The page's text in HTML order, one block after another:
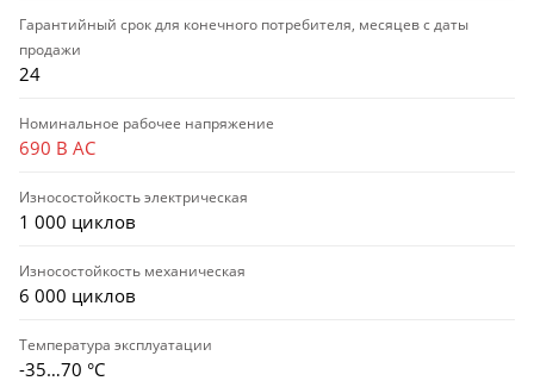
Гарантийный срок для конечного потребителя, месяцев с даты
продажи
24
Номинальное рабочее напряжение
690 В AC
Износостойкость электрическая
1 000 циклов
Износостойкость механическая
6 000 циклов
Температура эксплуатации
-35…70 °C